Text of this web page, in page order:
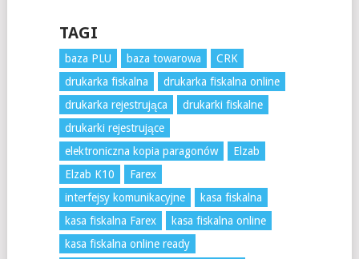
TAGI
baza PLU baza towarowa
CRK
drukarka fiskalna
drukarka fiskalna online
drukarka rejestrująca
drukarki fiskalne
drukarki rejestrujące
elektroniczna kopia paragonów
Elzab
Elzab K10
Farex
interfejsy komunikacyjne
kasa fiskalna
kasa fiskalna Farex
kasa fiskalna online
kasa fiskalna online ready